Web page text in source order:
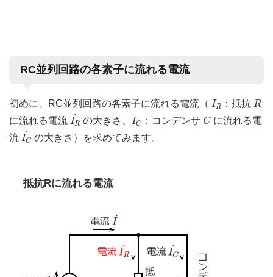
RC並列回路の各素子に流れる電流
初めに、RC並列回路の各素子に流れる電流（ IR
IR ：抵抗 R
R
に流れる電流 ˙
IR
IR
の大きさ、 IC
IC ：コンデンサC
Cに流れる電
流 ˙
IC
IC
の大きさ）を求めてみます。
抵抗Rに流れる電流